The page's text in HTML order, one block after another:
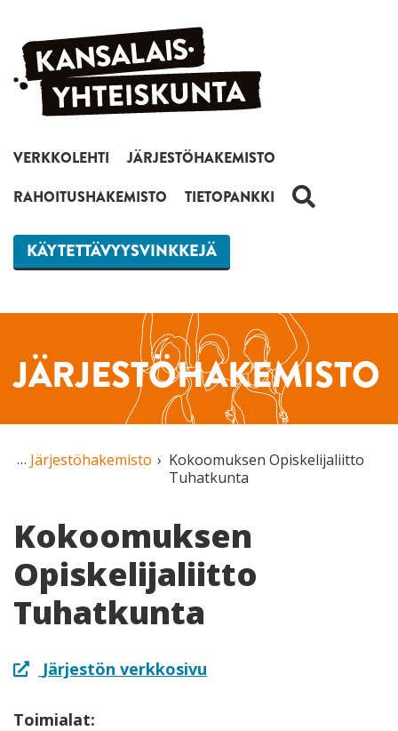
Siirry sisältöön
VERKKOLEHTI
JÄRJESTÖHAKEMISTO
RAHOITUSHAKEMISTO
TIETOPANKKI HAKU
KÄYTETTÄVYYSVINKKEJÄ
JÄRJESTÖHAKEMISTO
Järjestöhakemisto
Kokoomuksen Opiskelijaliitto
Tuhatkunta
Kokoomuksen
Opiskelijaliitto
Tuhatkunta
Järjestön verkkosivu
Toimialat: